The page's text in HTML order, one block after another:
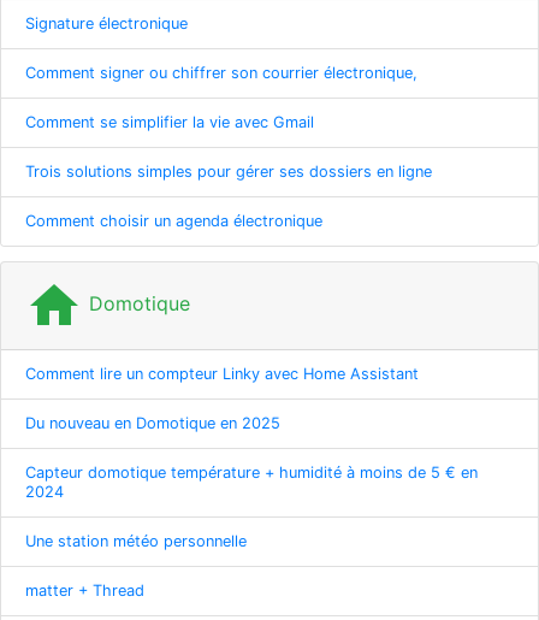
Signature électronique
Comment signer ou chiffrer son courrier électronique,
Comment se simplifier la vie avec Gmail
Trois solutions simples pour gérer ses dossiers en ligne
Comment choisir un agenda électronique
home Domotique
Comment lire un compteur Linky avec Home Assistant
Du nouveau en Domotique en 2025
Capteur domotique température + humidité à moins de 5 € en
2024
Une station météo personnelle
matter + Thread